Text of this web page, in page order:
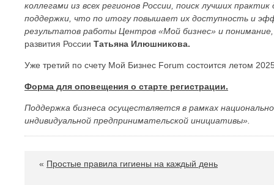
коллегами из всех регионов России, поиск лучших
поддержки, что по итогу повышает их доступность и
результатов работы Центров «Мой бизнес» и понимание,
развития России Татьяна Илюшникова.
Уже третий по счету Мой Бизнес Forum состоится летом
Форма для оповещения о старте регистрации.
Поддержка бизнеса осуществляется в рамках
индивидуальной предпринимательской инициативы».
« Простые правила гигиены на каждый день